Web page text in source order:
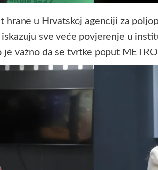
hrane u Hrvatskoj agenciji za
sve veće povjerenje u
je važno da se tvrtke poput